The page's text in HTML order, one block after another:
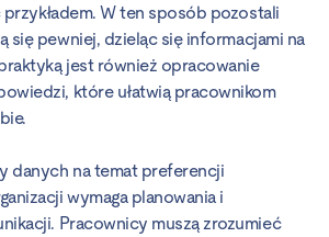
W ten sposób pozostali
się pewniej, dzieląc się informacjami na
jest również opracowanie
które ułatwią pracownikom
danych na temat preferencji
wymaga planowania i
Pracownicy muszą zrozumieć